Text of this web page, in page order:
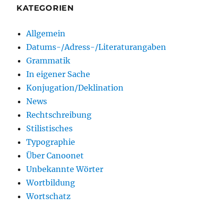
KATEGORIEN
Allgemein
Datums-/Adress-/Literaturangaben
Grammatik
In eigener Sache
Konjugation/Deklination
News
Rechtschreibung
Stilistisches
Typographie
Über Canoonet
Unbekannte Wörter
Wortbildung
Wortschatz